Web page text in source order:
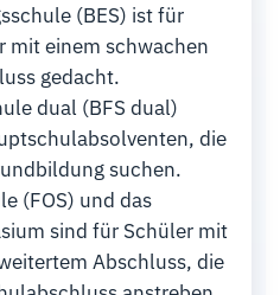
(BES) ist für
mit einem schwachen
gedacht.
dual (BFS dual)
die
suchen.
(FOS) und das
sind für Schüler mit
Abschluss, die